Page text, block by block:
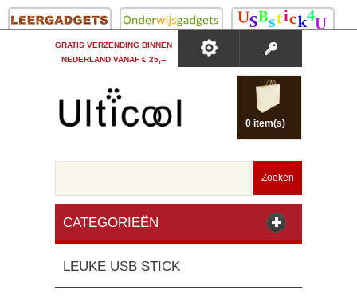
GRATIS VERZENDING BINNEN
NEDERLAND VANAF € 25,--
0 item(s)
Zoeken
CATEGORIEËN
LEUKE USB STICK